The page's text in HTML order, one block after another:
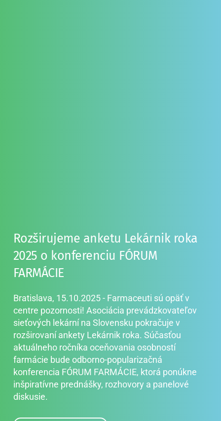
Rozširujeme anketu Lekárnik roka
2025 o konferenciu FÓRUM
FARMÁCIE
Bratislava, 15.10.2025 - Farmaceuti sú opäť v
centre pozornosti! Asociácia prevádzkovateľov
sieťových lekární na Slovensku pokračuje v
rozširovaní ankety Lekárnik roka. Súčasťou
aktuálneho ročníka oceňovania osobností
farmácie bude odborno-popularizačná
konferencia FÓRUM FARMÁCIE, ktorá ponúkne
inšpiratívne prednášky, rozhovory a panelové
diskusie.